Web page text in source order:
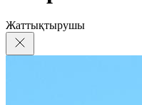
Жаттықтырушы